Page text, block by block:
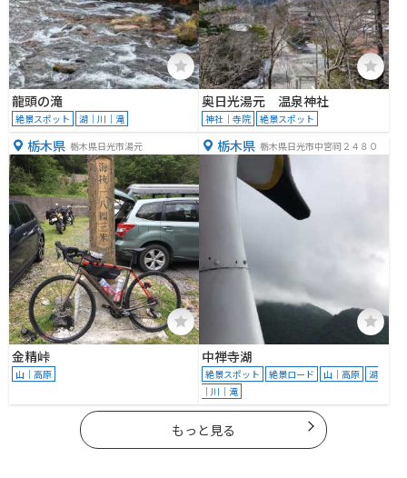
龍頭の滝
絶景スポット 湖｜川｜滝
奥日光湯元 温泉神社
神社｜寺院 絶景スポット
栃木県 栃木県日光市湯元
金精峠
山｜高原
栃木県 栃木県日光市中宮祠２４８０
中禅寺湖
絶景スポット 絶景ロード 山｜高原
湖
｜川｜滝
もっと見る